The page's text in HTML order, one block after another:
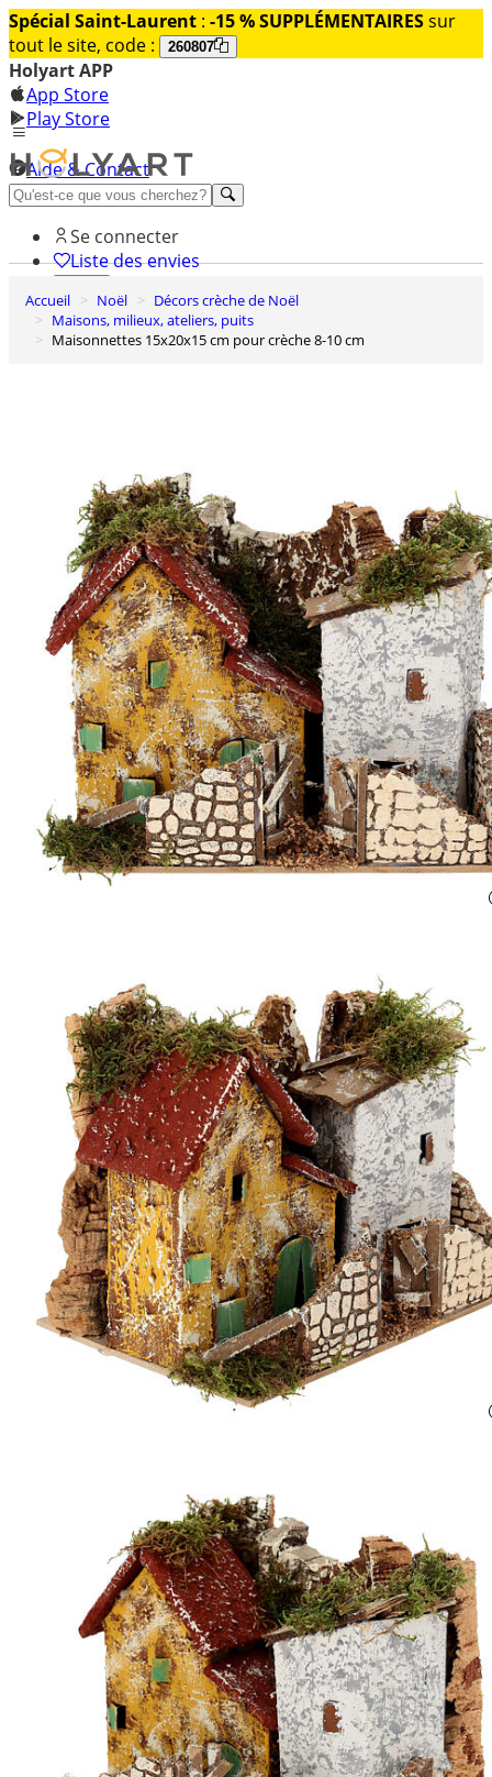
Spécial Saint-Laurent : -15 % SUPPLÉMENTAIRESsur
tout le site, code :
260807
Holyart APP
App Store
Play Store
Aide & Contact
Découvrez Premium
Se connecter
Liste des envies
0
Panier
Accueil Noël
Décors crèche de Noël
Maisons, milieux, ateliers, puits
Maisonnettes 15x20x15 cm pour crèche 8-10 cm